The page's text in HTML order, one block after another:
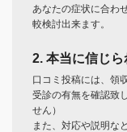
あなたの症状に合わ
較検討出来ます。
2. 本当に信じら
口コミ投稿には、領
受診の有無を確認致
せん）
また、対応や説明な